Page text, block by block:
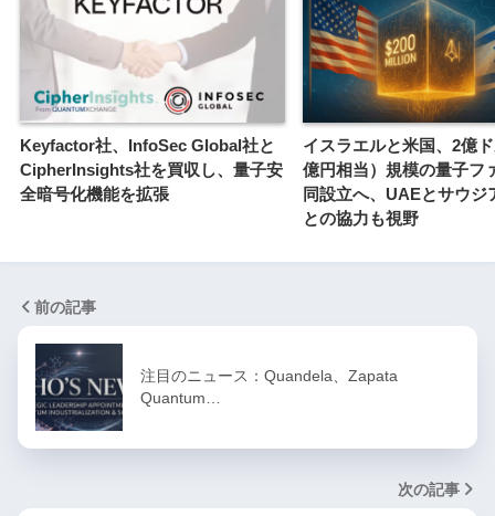
Keyfactor社、InfoSec Global社と
CipherInsights社を買収し、量子安
全暗号化機能を拡張
イスラエルと米国、2億
億円相当）規模の量子フ
同設立へ、UAEとサウジ
との協力も視野
前の記事
注目のニュース：Quandela、Zapata
Quantum…
次の記事